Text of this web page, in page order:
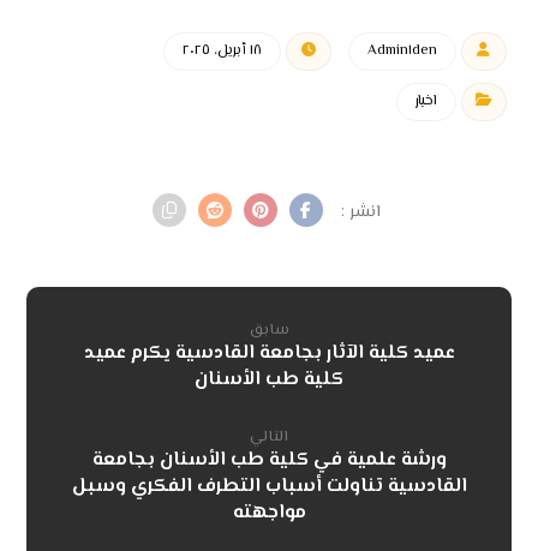
Admin١den ١٨ أبريل، ٢٠٢٥
اخبار
سابق
عميد كلية الآثار بجامعة القادسية يكرم عميد
كلية طب الأسنان
التالي
ورشة علمية في كلية طب الأسنان بجامعة
القادسية تناولت أسباب التطرف الفكري وسبل
مواجهته